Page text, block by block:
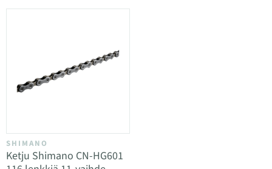
SHIMANO
Ketju Shimano CN-HG601